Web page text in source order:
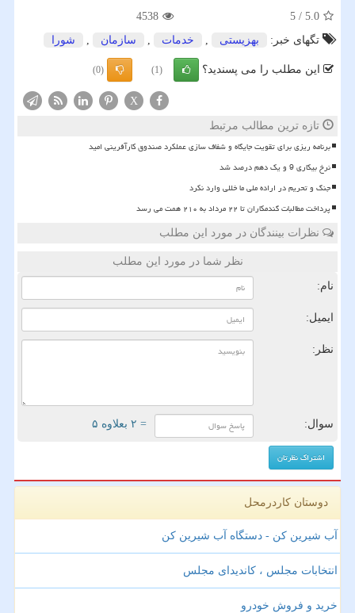
5.0
/
5
4538
تگهای خبر:
بهزیستی , خدمات , سازمان , شورا
این مطلب را می پسندید؟ (1)
(0)
X
تازه ترین مطالب مرتبط
برنامه ریزی برای تقویت جایگاه و شفاف سازی عملکرد صندوق کارآفرینی امید
نرخ بیکاری 9 و یک دهم درصد شد
جنگ و تحریم در اراده ملی ما خللی وارد نکرد
پرداخت مطالبات گندمکاران تا ۲۲ مرداد به ۲۱۰ همت می رسد
نظرات بینندگان در مورد این مطلب
نظر شما در مورد این مطلب
نام:
ایمیل:
نظر:
سوال: = ۲ بعلاوه ۵
دوستان کاردرمحل
آب شیرین کن - دستگاه آب شیرین کن
انتخابات مجلس ، کاندیدای مجلس
خرید و فروش خودرو